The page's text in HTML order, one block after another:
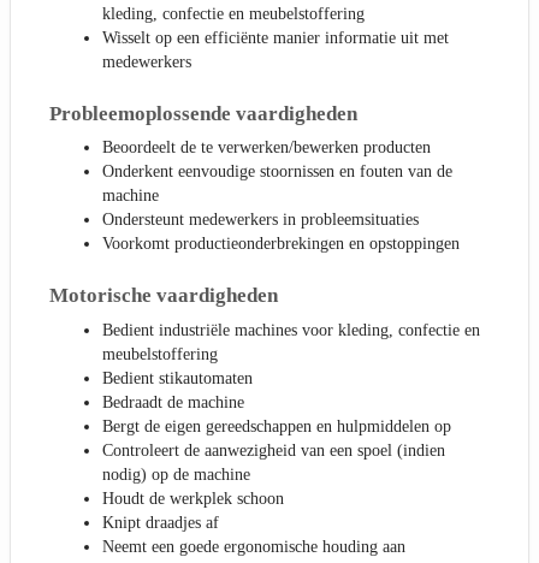
kleding, confectie en meubelstoffering
Wisselt op een efficiënte manier informatie uit met
medewerkers
Probleemoplossende vaardigheden
Beoordeelt de te verwerken/bewerken producten
Onderkent eenvoudige stoornissen en fouten van de
machine
Ondersteunt medewerkers in probleemsituaties
Voorkomt productieonderbrekingen en opstoppingen
Motorische vaardigheden
Bedient industriële machines voor kleding, confectie en
meubelstoffering
Bedient stikautomaten
Bedraadt de machine
Bergt de eigen gereedschappen en hulpmiddelen op
Controleert de aanwezigheid van een spoel (indien
nodig) op de machine
Houdt de werkplek schoon
Knipt draadjes af
Neemt een goede ergonomische houding aan